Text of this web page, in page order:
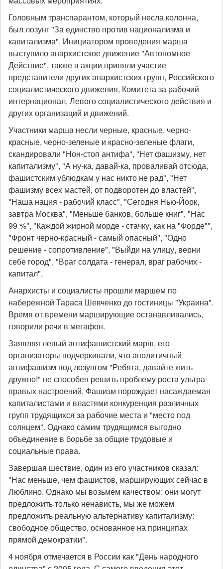
Головным транспарантом, который несла колонна,
был лозунг "За единство против национализма и
капитализма". Инициатором проведения марша
выступило анархистское движение "Автономное
Действие", также в акции приняли участие
представители других анархистских групп, Российского
социалистического движения, Комитета за рабочий
интернационал, Левого социалистического действия и
других организаций и движений.
Участники марша несли черные, красные, черно-
красные, черно-зеленые и красно-зеленые флаги,
скандировали "Нон-стоп антифа", "Нет фашизму, нет
капитализму", "А ну-ка, давай-ка, проваливай отсюда,
фашистским ублюдкам у нас никто не рад", "Нет
фашизму всех мастей, от подворотен до властей",
"Наша нация - рабочий класс", "Сегодня Нью-Йорк,
завтра Москва", "Меньше банков, больше книг", "Нас
99 %", "Каждой жирной морде - стачку, как на "Форде"",
"Фронт черно-красный - самый опасный", "Одно
решение - сопротивление", "Выйди на улицу, верни
себе город", "Враг солдата - генерал, враг рабочих -
капитал".
Анархисты и социалисты прошли маршем по
набережной Тараса Шевченко до гостиницы "Украина".
Время от времени марширующие останавливались,
говорили речи в мегафон.
Заявляя левый антифашистский марш, его
организаторы подчеркивали, что аполитичный
антифашизм под лозунгом "Ребята, давайте жить
дружно!" не способен решить проблему роста ультра-
правых настроений. Фашизм порождает насаждаемая
капиталистами и властями конкуренция различных
групп трудящихся за рабочие места и "место под
солнцем". Однако самим трудящимся выгодно
объединение в борьбе за общие трудовые и
социальные права.
Завершая шествие, один из его участников сказал:
"Нас меньше, чем фашистов, марширующих сейчас в
Люблино. Однако мы возьмем качеством: они могут
предложить только ненависть, мы же можем
предложить реальную альтернативу капитализму:
свободное общество, основанное на принципах
прямой демократии".
4 ноября отмечается в России как "День народного